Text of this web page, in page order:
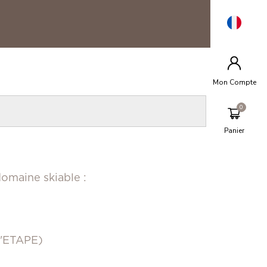
Mon Compte
Panier
skiable :